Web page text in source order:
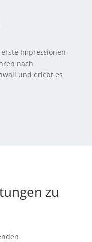
Impressionen
nach
und erlebt es
zu